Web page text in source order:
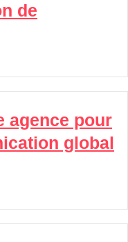
de
agence pour
global